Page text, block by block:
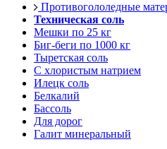
Противогололедные
Техническая соль
Мешки по 25 кг
Биг-беги по 1000 кг
Тыретская соль
С хлористым натрием
Илецк соль
Белкалий
Бассоль
Для дорог
Галит минеральный